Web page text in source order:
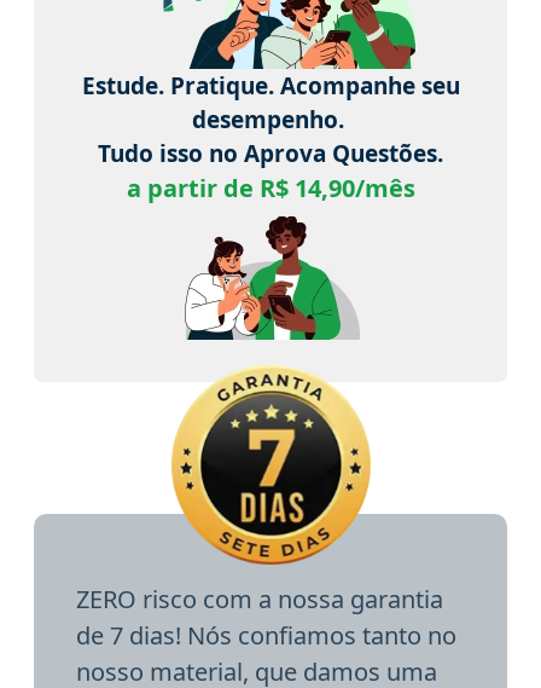
Estude. Pratique. Acompanhe seu
desempenho.
Tudo isso no Aprova Questões.
a partir de R$ 14,90/mês
ZERO risco com a nossa garantia
de 7 dias! Nós confiamos tanto no
nosso material, que damos uma